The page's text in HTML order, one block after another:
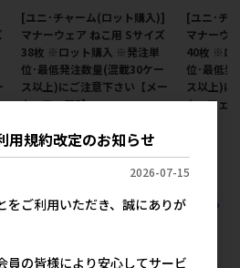
[ユニ･チャーム(ロット購入)]
マナーウェア ねこ用 Sサイズ
38枚 ※ロット購入 ※発注単
位･最低発注数量(混載30ケー
ス以上)にご注意下さい【メー
カーフェア5】
2,819円
[ユニ･チ
マナーウ
40枚 ※ロ
位･最低発
ス以上)に
カーフェ
品 シーツ 紙オムツの人気商品を見る
気商品
用規約改定のお知らせ
2026-07-15
をご利用いただき、誠にありが
員の皆様により安心してサービ